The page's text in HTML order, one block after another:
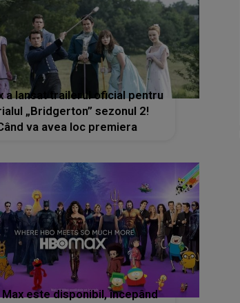
pentru
„Bridgerton” sezonul 2!
va avea loc premiera
Max este disponibil, începând